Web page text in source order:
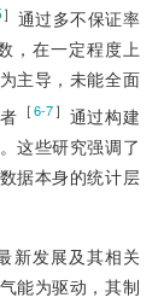
］ 通过多不保证率
，在一定程度上
主导，未能全面
［6-7］ 通过构建
这些研究强调了
据本身的统计层
新发展及其相关
能为驱动，其制